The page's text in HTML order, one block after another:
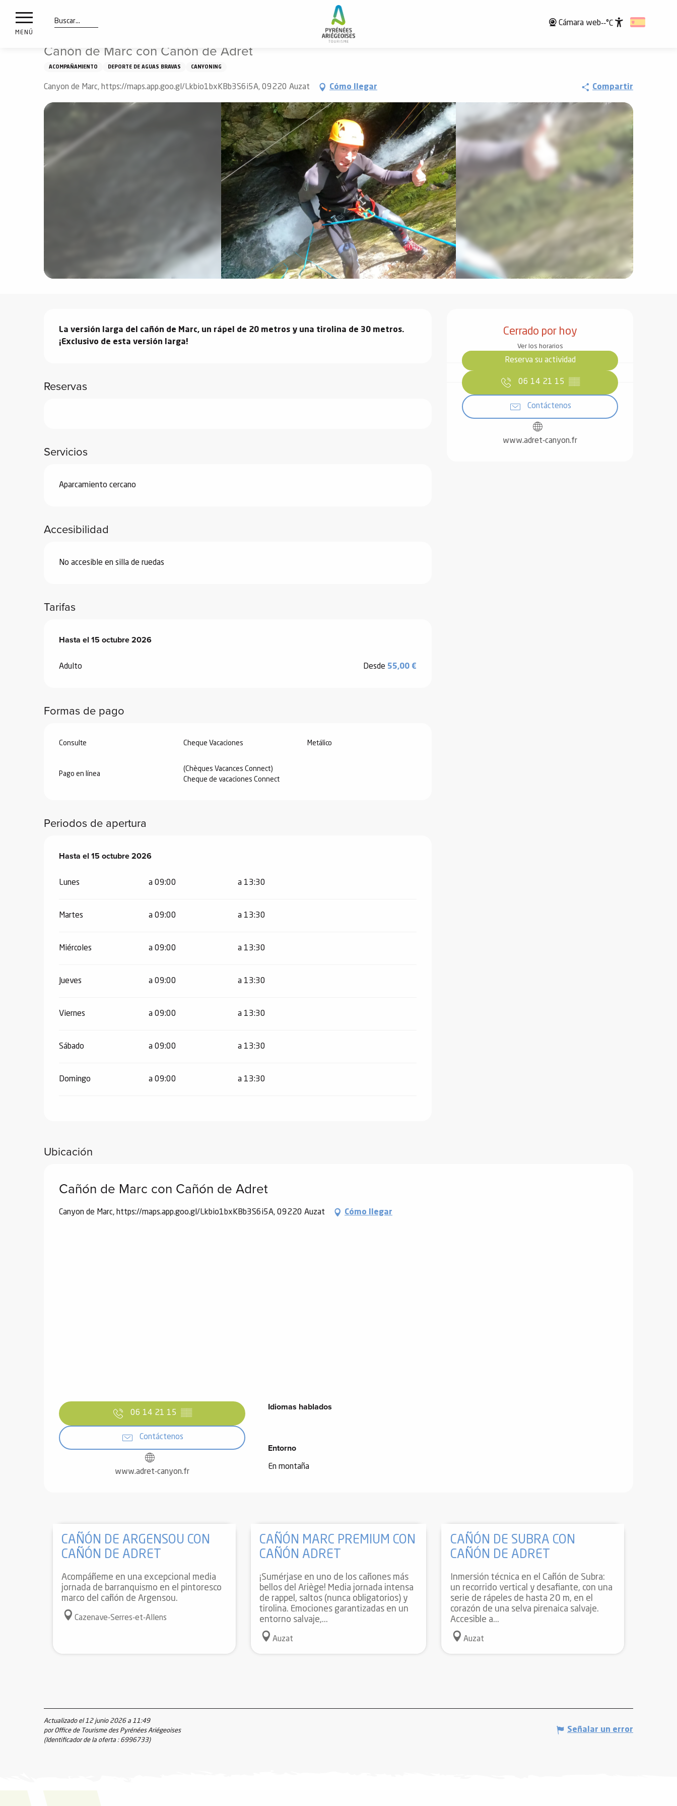
contenu
Cámara web--°C
MENÚ
Cañón de Marc con Cañón de Adret
ACOMPAÑAMIENTO DEPORTE DE AGUAS BRAVAS CANYONING
Canyon de Marc, https://maps.app.goo.gl/Lkbio1bxKBb3S6i5A, 09220 Auzat Cómo llegar Compartir
Horarios y datos de
Cerrado por hoy
Ver los horarios
Reserva su actividad
06 14 21 15 ▒▒
Contáctenos
www.adret-canyon.fr
Descripción
La versión larga del cañón de Marc, un rápel de 20 metros y una tirolina de 30 metros.
¡Exclusivo de esta versión larga!
Reservas
Servicios
Aparcamiento cercano
Accesibilidad
No accesible en silla de ruedas
Tarifas
Desde 25 abril 2026hasta
Hasta el 15 octubre 2026
Adulto Desde 55,00 €
Formas de pago
Consulte Cheque Vacaciones Metálico
Pago en línea
(Chèques Vacances Connect)
Cheque de vacaciones Connect
Periodos de apertura
Del1 mayo 2026al15 octubre 2026
Hasta el 15 octubre 2026
Lunes a 09:00 a 13:30
Martes a 09:00 a 13:30
Miércoles a 09:00 a 13:30
Jueves a 09:00 a 13:30
Viernes a 09:00 a 13:30
Sábado a 09:00 a 13:30
Domingo a 09:00 a 13:30
Ubicación
Cañón de Marc con Cañón de Adret
Canyon de Marc, https://maps.app.goo.gl/Lkbio1bxKBb3S6i5A, 09220 Auzat Cómo llegar
06 14 21 15 ▒▒
Contáctenos
www.adret-canyon.fr
Idiomas hablados
Idiomas hablados
Entorno
Entorno
En montaña
CAÑÓN DE ARGENSOU CON
CAÑÓN DE ADRET
Acompáñeme en una excepcional media
jornada de barranquismo en el pintoresco
marco del cañón de Argensou.
Cazenave-Serres-et-Allens
CAÑÓN MARC PREMIUM CON
CAÑÓN ADRET
¡Sumérjase en uno de los cañones más
bellos del Ariège! Media jornada intensa
de rappel, saltos (nunca obligatorios) y
tirolina. Emociones garantizadas en un
entorno salvaje,...
Auzat
CAÑÓN DE SUBRA CON
CAÑÓN DE ADRET
Inmersión técnica en el Cañón de Subra:
un recorrido vertical y desafiante, con una
serie de rápeles de hasta 20 m, en el
corazón de una selva pirenaica salvaje.
Accesible a...
Auzat
Actualizado el 12 junio 2026 a 11:49
por Office de Tourisme des Pyrénées Ariégeoises
(Identificador de la oferta : 6996733)
Señalar un error